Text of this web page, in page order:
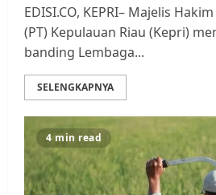
EDISI.CO, KEPRI– Majelis
(PT) Kepulauan Riau (Kepri)
banding Lembaga...
SELENGKAPNYA
4 min read